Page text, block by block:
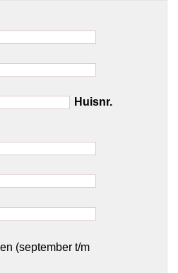
Huisnr.
(september t/m